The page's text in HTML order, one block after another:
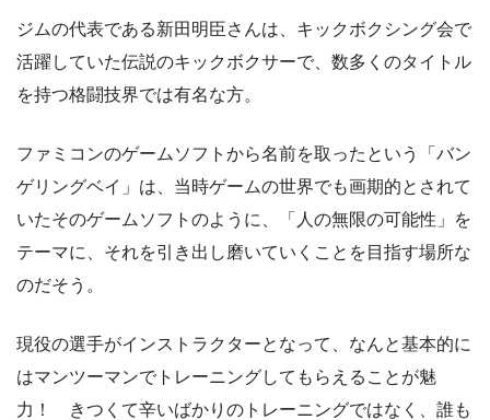
ジムの代表である新田明臣さんは、キックボクシング会で
活躍していた伝説のキックボクサーで、数多くのタイトル
を持つ格闘技界では有名な方。
ファミコンのゲームソフトから名前を取ったという「バン
ゲリングベイ」は、当時ゲームの世界でも画期的とされて
いたそのゲームソフトのように、「人の無限の可能性」を
テーマに、それを引き出し磨いていくことを目指す場所な
のだそう。
現役の選手がインストラクターとなって、なんと基本的に
はマンツーマンでトレーニングしてもらえることが魅
力！ きつくて辛いばかりのトレーニングではなく、誰も